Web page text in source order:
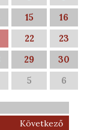
15
16
22
23
29
30
5 6
Következő